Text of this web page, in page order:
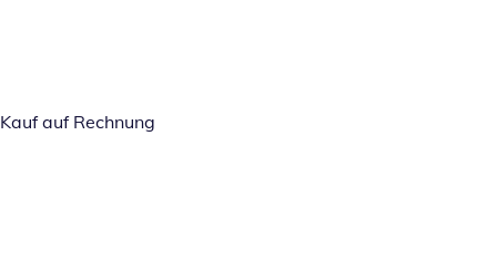
Kauf auf Rechnung